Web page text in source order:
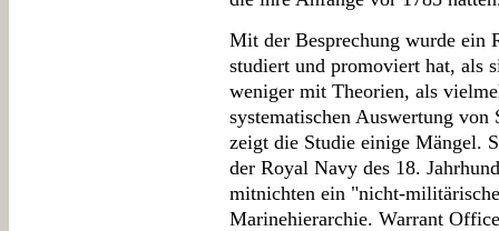
Mit der Besprechung wurde ein
studiert und promoviert hat, als
weniger mit Theorien, als
systematischen Auswertung
zeigt die Studie einige Mängel.
der Royal Navy des 18.
mitnichten ein "nicht-
Marinehierarchie. Warrant